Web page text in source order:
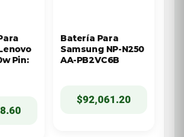
Pin:
Batería Para
Samsung NP-N250
AA-PB2VC6B
$92,061.20